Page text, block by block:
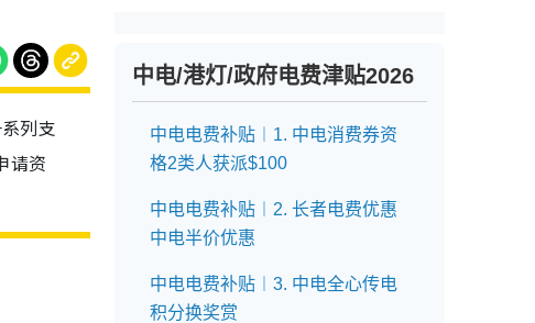
列支
请资
中电/港灯/政府电费津贴2026
中电电费补贴︱1. 中电消费券资
格2类人获派$100
中电电费补贴︱2. 长者电费优惠
中电半价优惠
中电电费补贴︱3. 中电全心传电
积分换奖赏